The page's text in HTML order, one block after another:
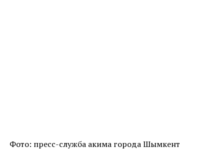
Фото: пресс-служба акима города Шымкент